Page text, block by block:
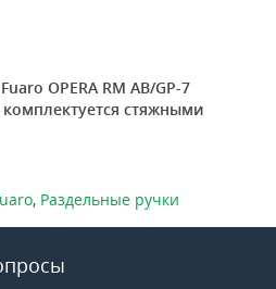
OPERA RM AB/GP-7
стяжными
, Раздельные ручки